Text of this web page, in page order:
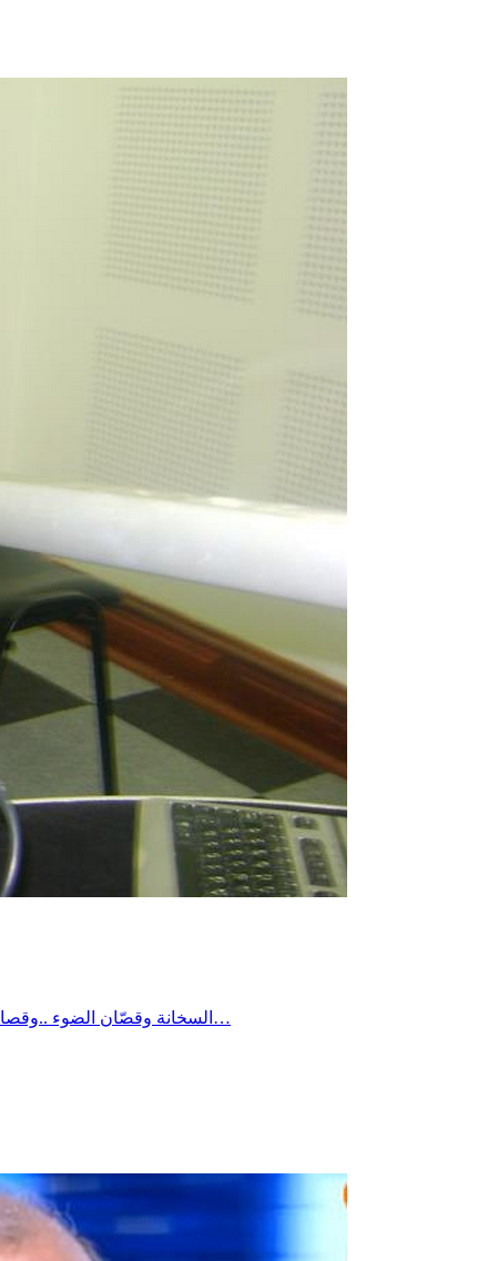
السخانة وقصّان الضوء ..وقصان الماء .. خلّات الواحد خلوقو في خشمو ..وهاكة ولد العبدلّي يعمل هكّة ويهبّط فيديو يعلن فيه عن ترشحو لرئاسة تونس ..لهالدرجة تونس كبّ…